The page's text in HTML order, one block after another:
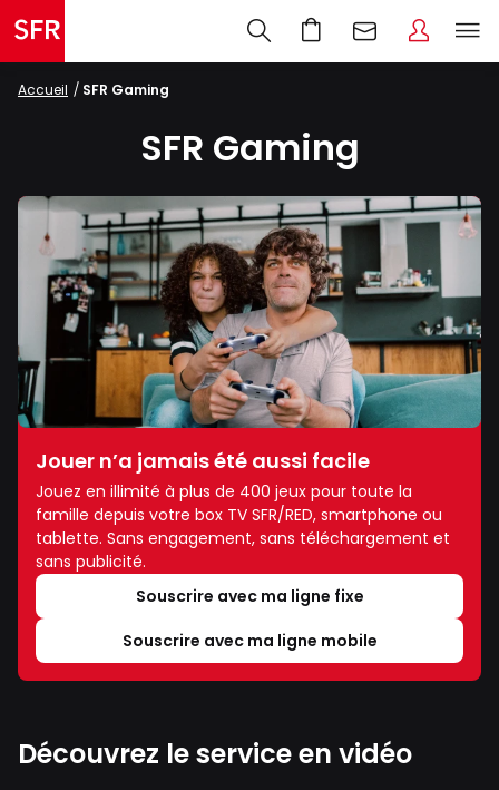
Accueil SFR Gaming
SFR Gaming
Jouer n’a jamais été aussi facile
Jouez en illimité à plus de 400 jeux pour toute la
famille depuis votre box TV SFR/RED, smartphone ou
tablette. Sans engagement, sans téléchargement et
sans publicité.
Souscrire avec ma ligne fixe
Souscrire avec ma ligne mobile
Découvrez le service en vidéo